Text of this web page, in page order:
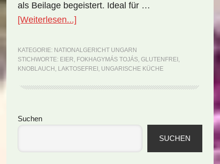
als Beilage begeistert. Ideal für …
[Weiterlesen...]ÜberNationalgericht
Fokhagymás
tojás
KATEGORIE: NATIONALGERICHT UNGARN
STICHWORTE: EIER, FOKHAGYMÁS TOJÁS, GLUTENFREI ,
KNOBLAUCH , LAKTOSEFREI , UNGARISCHE KÜCHE
Seitenspalte
Suchen
SUCHEN